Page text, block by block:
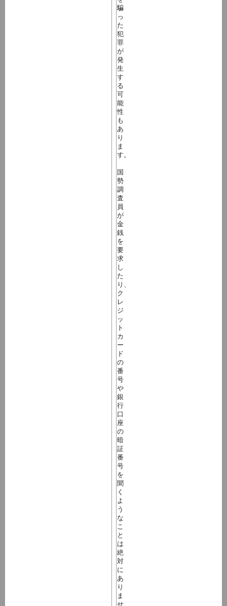
騙
っ
た
犯
罪
が
発
生
す
る
可
能
性
も
あ
り
ま
す。
国
勢
調
査
員
が
金
銭
を
要
求
し
た
り、
ク
レ
ジ
ッ
ト
カ
ー
ド
の
番
号
や
銀
行
口
座
の
暗
証
番
号
を
聞
く
よ
う
な
こ
と
は
絶
対
に
あ
り
ま
せ